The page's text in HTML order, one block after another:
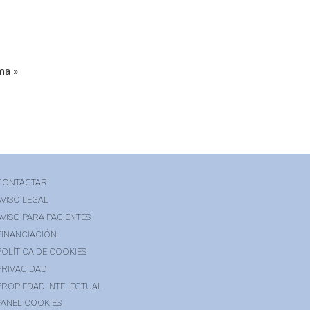
»
LEGAL
PARA PACIENTES
DE COOKIES
INTELECTUAL
COOKIES